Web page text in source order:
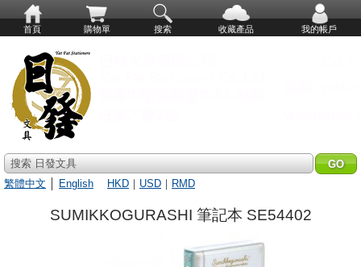
首頁 購物單 搜索 收藏產品 我的帳戶
搜索 日發文具
繁體中文
English HKD ｜ USD ｜ RMD
SUMIKKOGURASHI 筆記本 SE54402